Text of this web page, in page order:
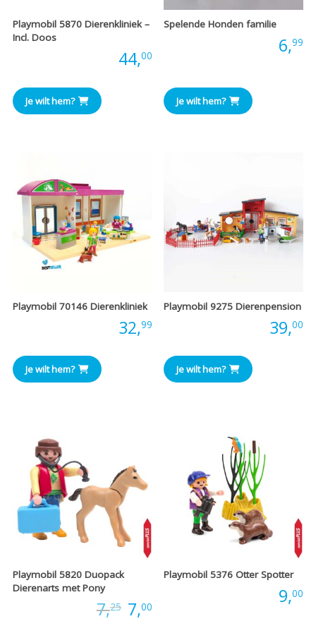
Playmobil 5870 Dierenkliniek –
Incl. Doos
44,00
Je wilt hem?
Spelende Honden familie
6,99
Je wilt hem?
Playmobil 70146 Dierenkliniek
32,99
Je wilt hem?
Playmobil 9275 Dierenpension
39,00
Je wilt hem?
Playmobil 5820 Duopack
Dierenarts met Pony
7,25 Oorspronkelijke
7,00Huidige
Playmobil 5376 Otter Spotter
9,00